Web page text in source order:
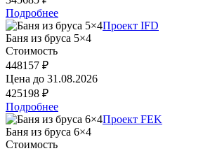
Подробнее
Проект IFD
Баня из бруса 5×4
Стоимость
448157 ₽
Цена до 31.08.2026
425198 ₽
Подробнее
Проект FEK
Баня из бруса 6×4
Стоимость